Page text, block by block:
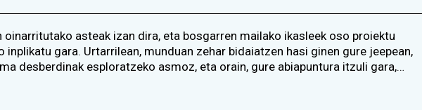
oinarritutako asteak izan dira, eta bosgarren mailako ikasleek oso proiektu
gara. Urtarrilean, munduan zehar bidaiatzen hasi ginen gure jeepean,
desberdinak esploratzeko asmoz, eta orain, gure abiapuntura itzuli gara,…